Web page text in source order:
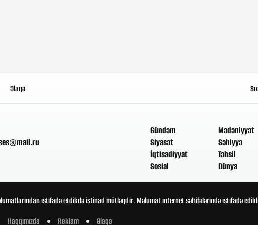
Əlaqə
Gündəm
Siyasət
İqtisadiyyat
Sosial
Mədəniyyət
Səhiyyə
Təhsil
Dünya
istifadə etdikdə istinad mütləqdir. Məlumat internet səhifələrində istifadə
Haqqımızda Reklam Əlaqə